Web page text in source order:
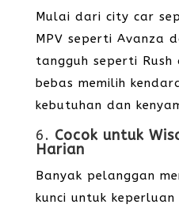
Mulai dari city car
MPV seperti Avanza
tangguh seperti
bebas memilih
kebutuhan dan
6. Cocok untuk
Harian
Banyak pelanggan
kunci untuk